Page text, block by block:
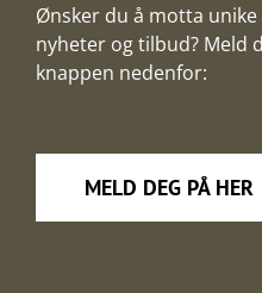
Ønsker du å motta
nyheter og tilbud? Meld
knappen nedenfor:
MELD DEG PÅ HER